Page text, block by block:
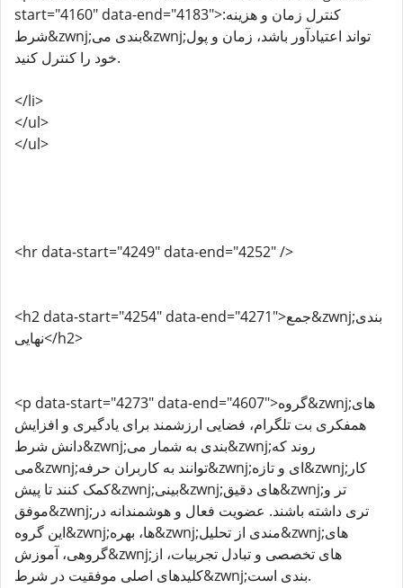
start="4160" data-end="4183">کنترل زمان و هزینه:
شرط&zwnj;بندی می&zwnj;تواند اعتیادآور باشد، زمان و پول
خود را کنترل کنید.
</li>
</ul>
</ul>
<hr data-start="4249" data-end="4252" />
<h2 data-start="4254" data-end="4271">جمع&zwnj;بندی
نهایی</h2>
<p data-start="4273" data-end="4607">گروه&zwnj;های
همفکری بت تلگرام، فضایی ارزشمند برای یادگیری و افزایش
دانش شرط&zwnj;بندی به شمار می&zwnj;روند که
می&zwnj;توانند به کاربران حرفه&zwnj;ای و تازه&zwnj;کار
کمک کنند تا پیش&zwnj;بینی&zwnj;های دقیق&zwnj;تر و
موفق&zwnj;تری داشته باشند. عضویت فعال و هوشمندانه در
این گروه&zwnj;ها، بهره&zwnj;مندی از تحلیل&zwnj;های
گروهی، آموزش&zwnj;های تخصصی و تبادل تجربیات، از
کلیدهای اصلی موفقیت در شرط&zwnj;بندی است.